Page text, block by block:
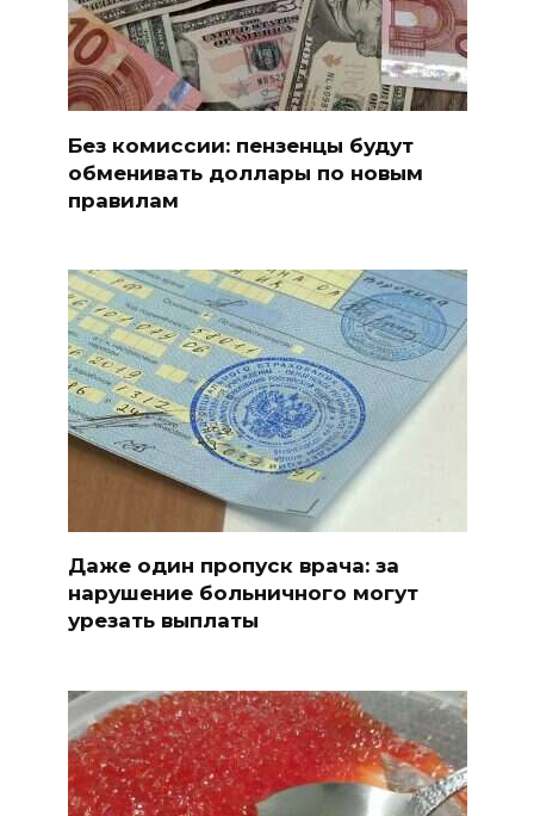
Без комиссии: пензенцы будут
обменивать доллары по новым
правилам
Даже один пропуск врача: за
нарушение больничного могут
урезать выплаты